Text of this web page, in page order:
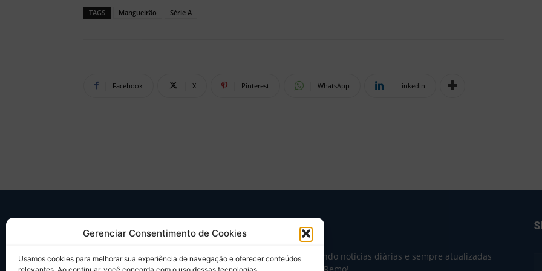
Gerenciar Consentimento de Cookies
Usamos cookies para melhorar sua experiência de navegação e oferecer conteúdos
TAGS Mangueirão Série A
Facebook X Pinterest WhatsApp Linkedin
SOBRE NÓS
Desde 2004 trazendo notícias diárias e sempre atualizadas